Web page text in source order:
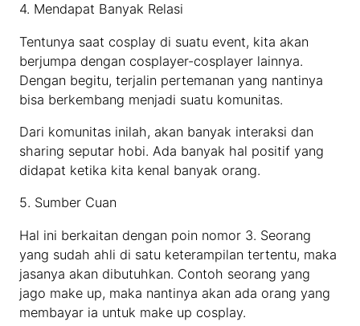
4. Mendapat Banyak Relasi
Tentunya saat cosplay di suatu event, kita akan
berjumpa dengan cosplayer-cosplayer lainnya.
Dengan begitu, terjalin pertemanan yang nantinya
bisa berkembang menjadi suatu komunitas.
Dari komunitas inilah, akan banyak interaksi dan
sharing seputar hobi. Ada banyak hal positif yang
didapat ketika kita kenal banyak orang.
5. Sumber Cuan
Hal ini berkaitan dengan poin nomor 3. Seorang
yang sudah ahli di satu keterampilan tertentu, maka
jasanya akan dibutuhkan. Contoh seorang yang
jago make up, maka nantinya akan ada orang yang
membayar ia untuk make up cosplay.